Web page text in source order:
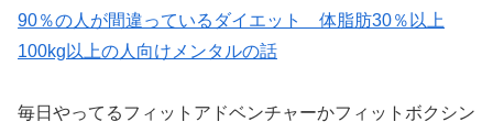
90％の人が間違っているダイエット 体脂肪30％以上
100kg以上の人向けメンタルの話
毎日やってるフィットアドベンチャーかフィットボクシン